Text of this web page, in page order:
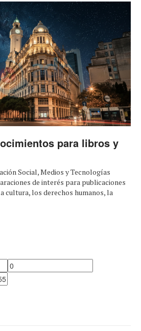
para libros y
Social, Medios y Tecnologías
de interés para publicaciones
cultura, los derechos humanos, la